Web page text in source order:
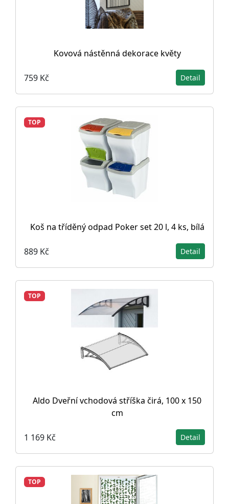
Kovová nástěnná dekorace květy
759 Kč Detail
TOP
Koš na tříděný odpad Poker set 20 l, 4 ks, bílá
889 Kč Detail
TOP
Aldo Dveřní vchodová stříška čirá, 100 x 150
cm
1 169 Kč Detail
TOP